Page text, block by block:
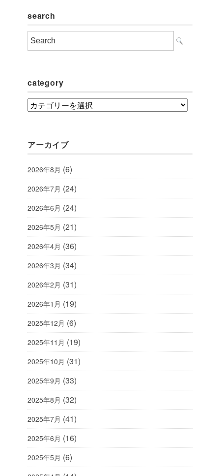
search
category
category
アーカイブ
2026年8月 (6)
2026年7月 (24)
2026年6月 (24)
2026年5月 (21)
2026年4月 (36)
2026年3月 (34)
2026年2月 (31)
2026年1月 (19)
2025年12月 (6)
2025年11月 (19)
2025年10月 (31)
2025年9月 (33)
2025年8月 (32)
2025年7月 (41)
2025年6月 (16)
2025年5月 (6)